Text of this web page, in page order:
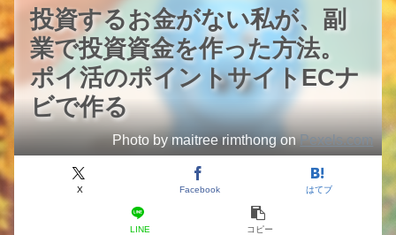
投資するお金がない私が、副
業で投資資金を作った方法。
ポイ活のポイントサイトECナ
ビで作る
Photo by maitree rimthong onPexels.com
X Facebook はてブ
LINE コピー